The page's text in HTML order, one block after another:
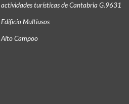
actividades turísticas de Cantabria G.9631
Edificio Multiusos
Alto Campoo